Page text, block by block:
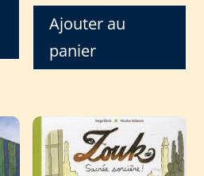
Ajouter au
panier